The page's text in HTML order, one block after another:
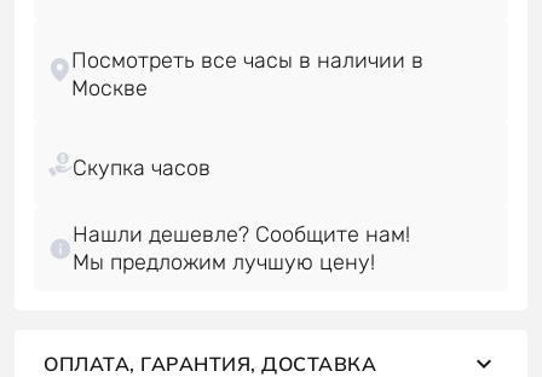
Посмотреть все часы в наличии в
Нашли дешевле? Сообщите нам!
Мы предложим лучшую цену!
ОПЛАТА, ГАРАНТИЯ, ДОСТАВКА